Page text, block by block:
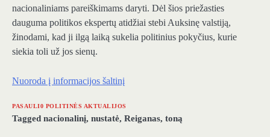
nacionaliniams pareiškimams daryti. Dėl šios priežasties
dauguma politikos ekspertų atidžiai stebi Auksinę valstiją,
žinodami, kad ji ilgą laiką sukelia politinius pokyčius, kurie
siekia toli už jos sienų.
Nuoroda į informacijos šaltinį
PASAULI0 POLITINĖS AKTUALIJOS
Tagged nacionalinį, nustatė, Reiganas, toną